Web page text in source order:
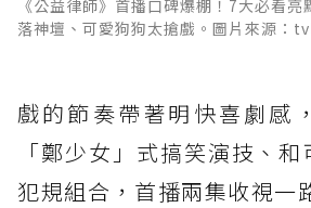
《公益律師》首播口碑爆棚！7大必看
落神壇、可愛狗狗太搶戲。圖片來源：
戲的節奏帶著明快喜劇感
「鄭少女」式搞笑演技、
犯規組合，首播兩集收視一